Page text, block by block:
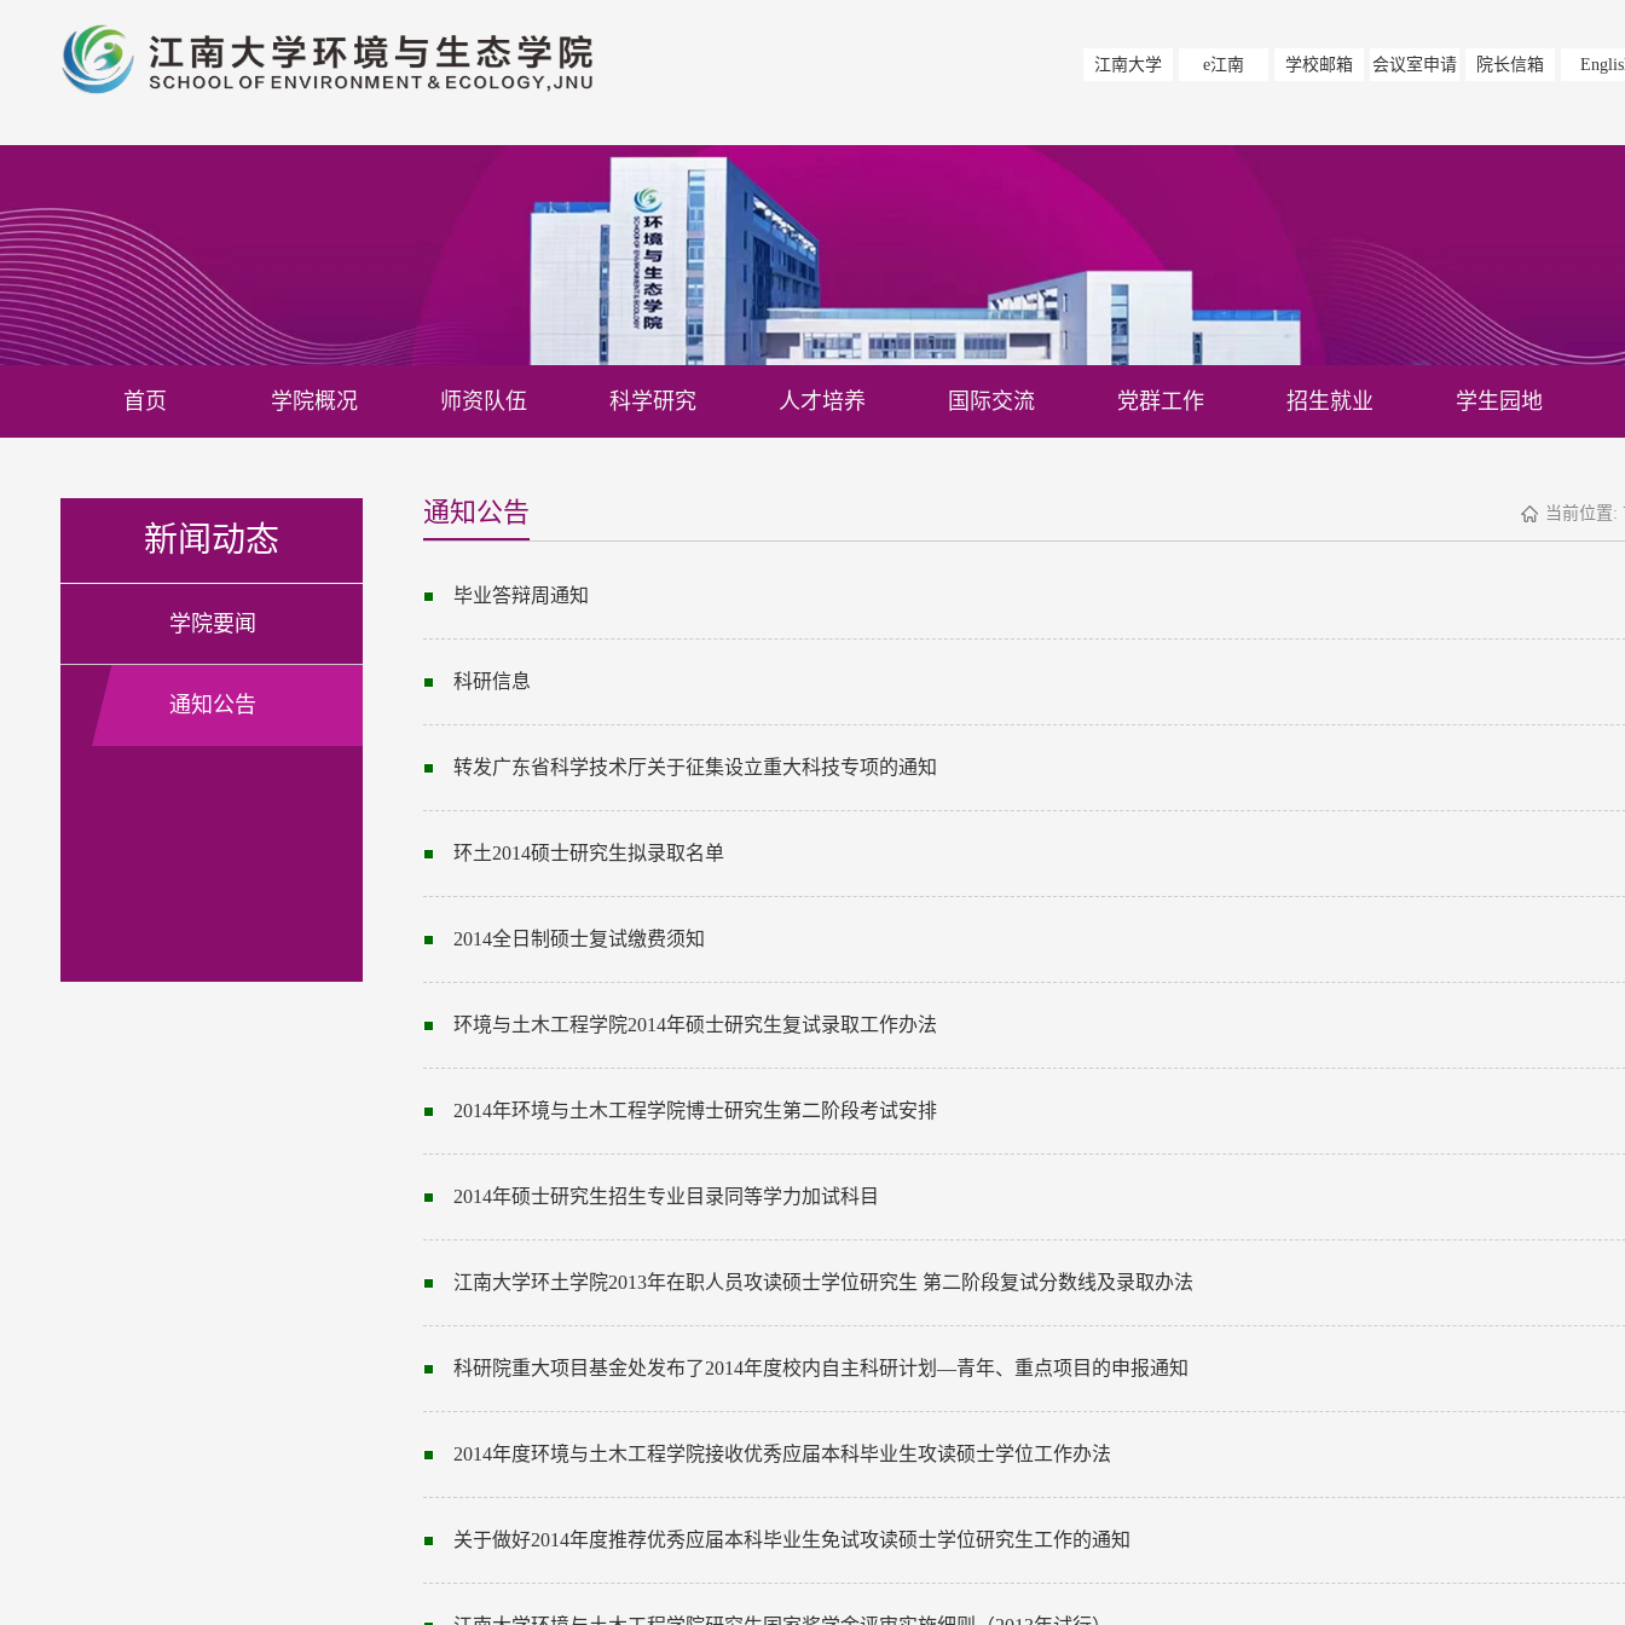
江南大学 e江南 学校邮箱 会议室申请 院长信箱
首页 学院概况 师资队伍 科学研究 人才培养 国际交流 党群工作 招生就业 学生园地
新闻动态
学院要闻
通知公告
当前位置:
通知公告
毕业答辩周通知
科研信息
转发广东省科学技术厅关于征集设立重大科技专项的通知
环土2014硕士研究生拟录取名单
2014全日制硕士复试缴费须知
环境与土木工程学院2014年硕士研究生复试录取工作办法
2014年环境与土木工程学院博士研究生第二阶段考试安排
2014年硕士研究生招生专业目录同等学力加试科目
江南大学环土学院2013年在职人员攻读硕士学位研究生 第二阶段复试分数线及录取办法
科研院重大项目基金处发布了2014年度校内自主科研计划—青年、重点项目的申报通知
2014年度环境与土木工程学院接收优秀应届本科毕业生攻读硕士学位工作办法
关于做好2014年度推荐优秀应届本科毕业生免试攻读硕士学位研究生工作的通知